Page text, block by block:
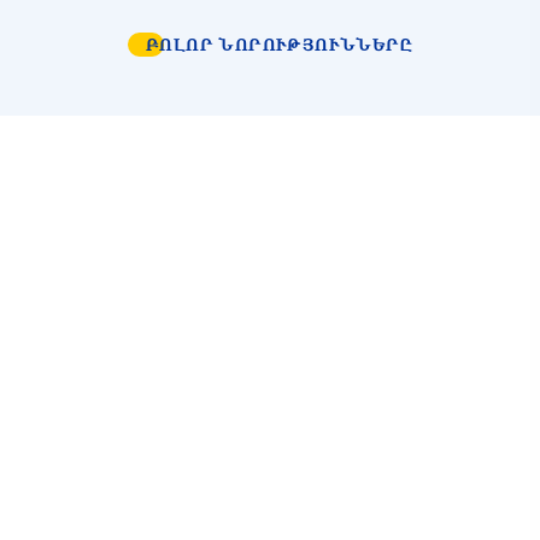
ԲՈԼՈՐ ՆՈՐՈՒԹՅՈՒՆՆԵՐԸ